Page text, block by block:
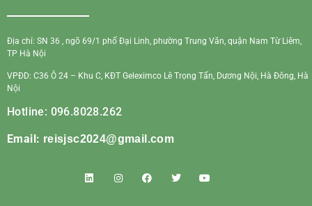
Địa chỉ: SN 36 , ngõ 69/1 phố Đại Linh, phường Trung Văn, quận Nam Từ Liêm,
TP Hà Nội
VPĐD: C36 Ô 24 – Khu C, KĐT Geleximco Lê Trọng Tấn, Dương Nội, Hà Đông, Hà
Nội
Hotline: 096.8028.262
Email: reisjsc2024@gmail.com